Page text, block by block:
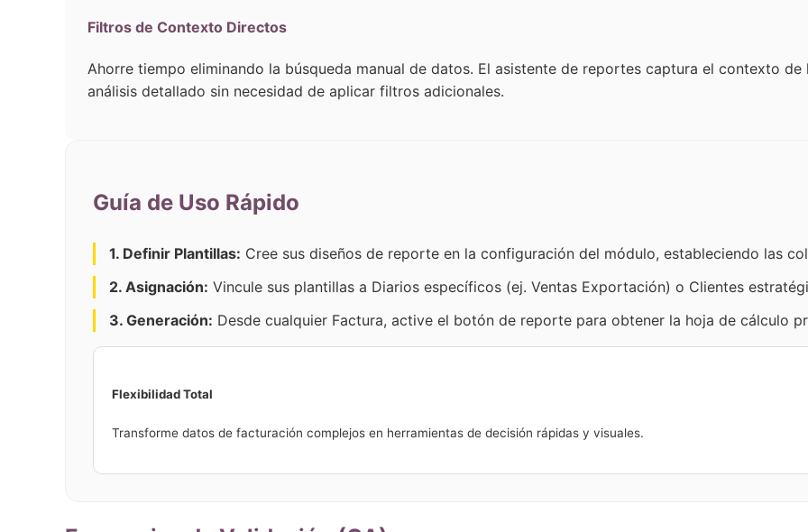
Filtros de Contexto Directos
Ahorre tiempo eliminando la búsqueda manual de datos. El asistente de reportes captura el contexto
análisis detallado sin necesidad de aplicar filtros adicionales.
Guía de Uso Rápido
1. Definir Plantillas: Cree sus diseños de reporte en la configuración del módulo, estableciendo las
2. Asignación: Vincule sus plantillas a Diarios específicos (ej. Ventas Exportación) o Clientes
3. Generación: Desde cualquier Factura, active el botón de reporte para obtener la hoja de cálculo
Flexibilidad Total
Transforme datos de facturación complejos en herramientas de decisión rápidas y visuales.